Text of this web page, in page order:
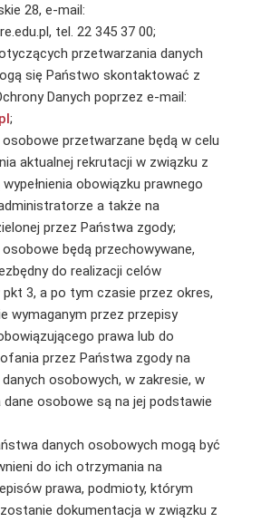
28, e-mail:
tel. 22 345 37 00;
przetwarzania danych
się Państwo skontaktować z
Danych poprzez e-mail:
;
przetwarzane będą w celu
aktualnej rekrutacji w związku z
obowiązku prawnego
a także na
przez Państwa zgody;
będą przechowywane,
do realizacji celów
3, a po tym czasie przez okres,
wymaganym przez przepisy
prawa lub do
przez Państwa zgody na
osobowych, w zakresie, w
dane osobowe są na jej podstawie
danych osobowych mogą być
do ich otrzymania na
prawa, podmioty, którym
dokumentacja w związku z